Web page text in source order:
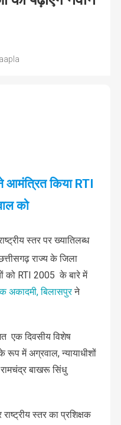
आमंत्रित किया RTI
को
स्तर पर ख्यातिलब्ध
राज्य के जिला
को RTI 2005 के बारे में
अकादमी, बिलासपुरने
एक दिवसीय विशेष
रूप में अग्रवाल, न्यायाधीशों
रामचंद्र बाखरू सिंधु
स्तर का प्रशिक्षक